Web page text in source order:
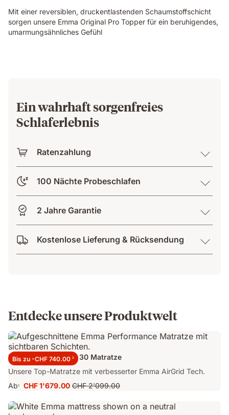
Mit einer reversiblen, druckentlastenden Schaumstoffschicht
sorgen unsere Emma Original Pro Topper für ein beruhigendes,
umarmungsähnliches Gefühl
Ein wahrhaft sorgenfreies
Schlaferlebnis
Ratenzahlung
100 Nächte Probeschlafen
2 Jahre Garantie
Kostenlose Lieferung & Rücksendung
Entdecke unsere Produktwelt
Bis zu -CHF 740.00 2
Emma Performance 30 Matratze
Unsere Top-Matratze mit verbesserter Emma AirGrid Tech.
Ab1
Preis
CHF 1'679.00 Ursprünglicher
CHF 2'099.00
CHF 2'099.00